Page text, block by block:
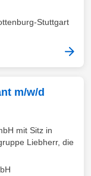
Stuttgart
m/w/d
mit Sitz in
Liebherr, die